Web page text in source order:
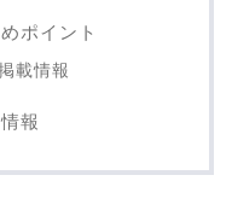
ポイント
載情報
報